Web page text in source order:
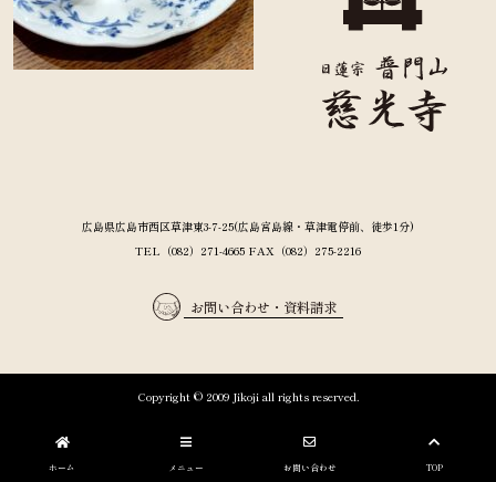
広島県広島市西区草津東3-7-25(広島宮島線・草津電停前、徒歩1分)
TEL（082）271-4665 FAX（082）275-2216
お問い合わせ・資料請求
Copyright © 2009 Jikoji all rights reserved.
ホーム メニュー お問い合わせ TOP